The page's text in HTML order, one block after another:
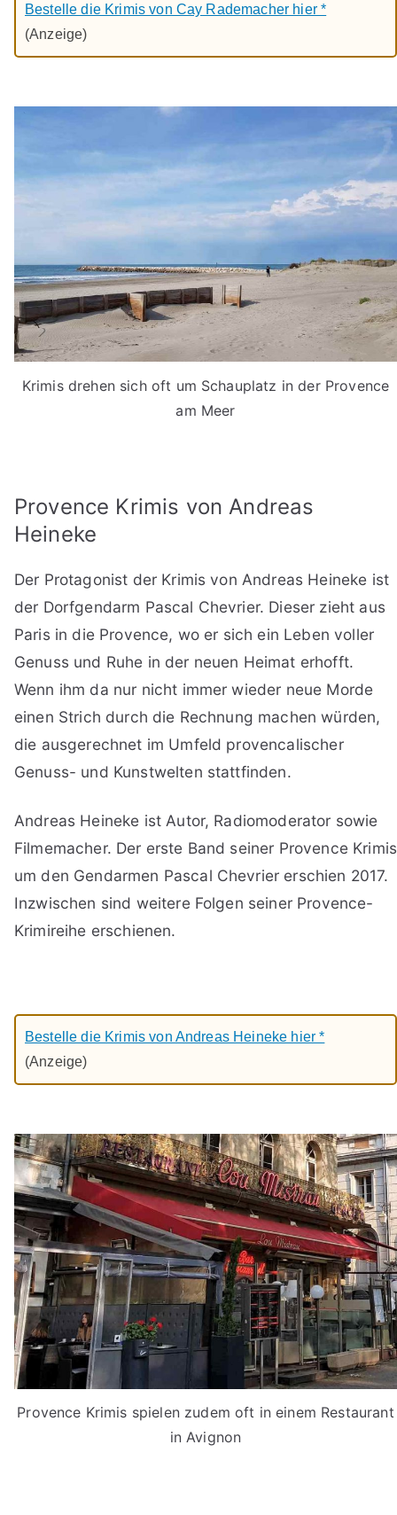
Bestelle die Krimis von Cay Rademacher hier *
(Anzeige)
Krimis drehen sich oft um Schauplatz in der Provence
am Meer
Provence Krimis von Andreas
Heineke
Der Protagonist der Krimis von Andreas Heineke ist
der Dorfgendarm Pascal Chevrier. Dieser zieht aus
Paris in die Provence, wo er sich ein Leben voller
Genuss und Ruhe in der neuen Heimat erhofft.
Wenn ihm da nur nicht immer wieder neue Morde
einen Strich durch die Rechnung machen würden,
die ausgerechnet im Umfeld provencalischer
Genuss- und Kunstwelten stattfinden.
Andreas Heineke ist Autor, Radiomoderator sowie
Filmemacher. Der erste Band seiner Provence Krimis
um den Gendarmen Pascal Chevrier erschien 2017.
Inzwischen sind weitere Folgen seiner Provence-
Krimireihe erschienen.
Bestelle die Krimis von Andreas Heineke hier *
(Anzeige)
Provence Krimis spielen zudem oft in einem Restaurant
in Avignon